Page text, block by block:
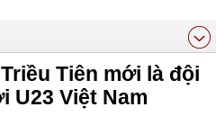
Tiên mới là đội
U23 Việt Nam